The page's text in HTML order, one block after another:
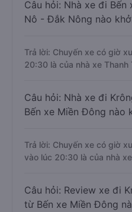
Câu hỏi: Nhà xe đi
Nô - Đắk Nông nào
Trả lời: Chuyến xe có giờ
20:30 là của nhà xe Thanh
Câu hỏi: Nhà xe đi
Bến xe Miền Đông nào
Trả lời: Chuyến xe có giờ
vào lúc 20:30 là của nhà
Câu hỏi: Review xe đi
từ Bến xe Miền Đông